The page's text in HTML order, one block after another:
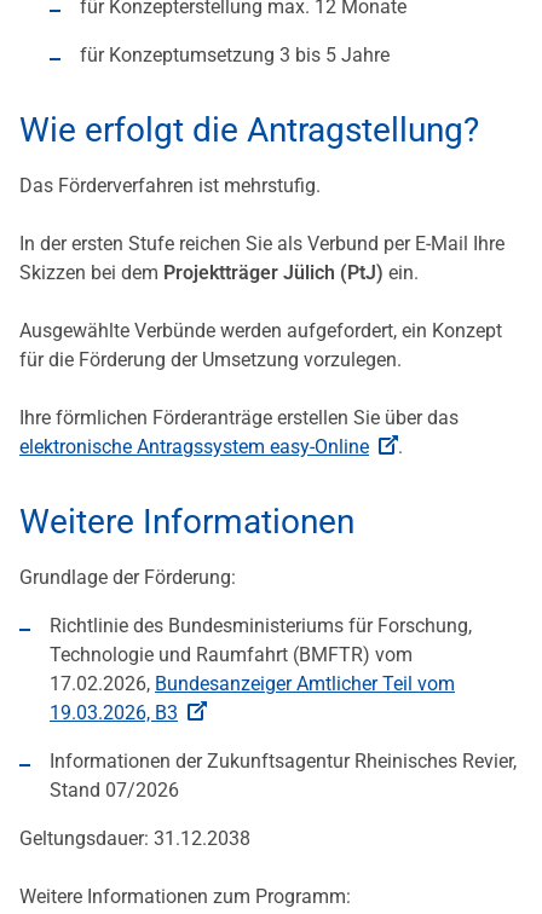
für Konzepterstellung max. 12 Monate
für Konzeptumsetzung 3 bis 5 Jahre
Wie erfolgt die Antragstellung?
Das Förderverfahren ist mehrstufig.
In der ersten Stufe reichen Sie als Verbund per E-Mail Ihre
Skizzen bei dem Projektträger Jülich (PtJ) ein.
Ausgewählte Verbünde werden aufgefordert, ein Konzept
für die Förderung der Umsetzung vorzulegen.
Ihre förmlichen Förderanträge erstellen Sie über das
elektronische Antragssystem easy-Online
.
Weitere Informationen
Grundlage der Förderung:
Richtlinie des Bundesministeriums für Forschung,
Technologie und Raumfahrt (BMFTR) vom
17.02.2026, Bundesanzeiger Amtlicher Teil vom
19.03.2026, B3
Informationen der Zukunftsagentur Rheinisches Revier,
Stand 07/2026
Geltungsdauer: 31.12.2038
Weitere Informationen zum Programm: